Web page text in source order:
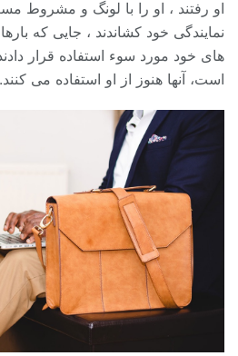
او رفتند ، او را با لونگ و مشروط
نمایندگی خود کشاندند ، جایی که
های خود مورد سوء استفاده قرار
است، آنها هنوز از او استفاده می کنند.